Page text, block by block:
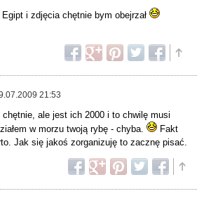
i zdjęcia chętnie bym obejrzał
21:53
ale jest ich 2000 i to chwilę musi
w morzu twoją rybę - chyba.
Fakt
Jak się jakoś zorganizuję to zacznę pisać.